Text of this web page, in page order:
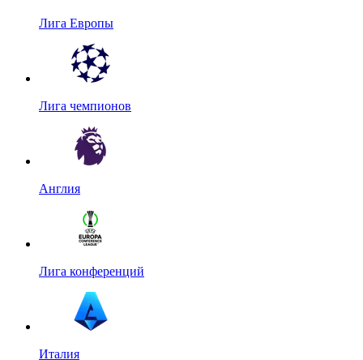
Лига Европы
Лига чемпионов
Англия
Лига конференций
Италия